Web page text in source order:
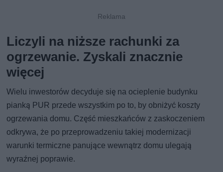
Liczyli na niższe rachunki za
ogrzewanie. Zyskali znacznie
więcej
Wielu inwestorów decyduje się na ocieplenie budynku
pianką PUR przede wszystkim po to, by obniżyć koszty
ogrzewania domu. Część mieszkańców z zaskoczeniem
odkrywa, że po przeprowadzeniu takiej modernizacji
warunki termiczne panujące wewnątrz domu ulegają
wyraźnej poprawie.